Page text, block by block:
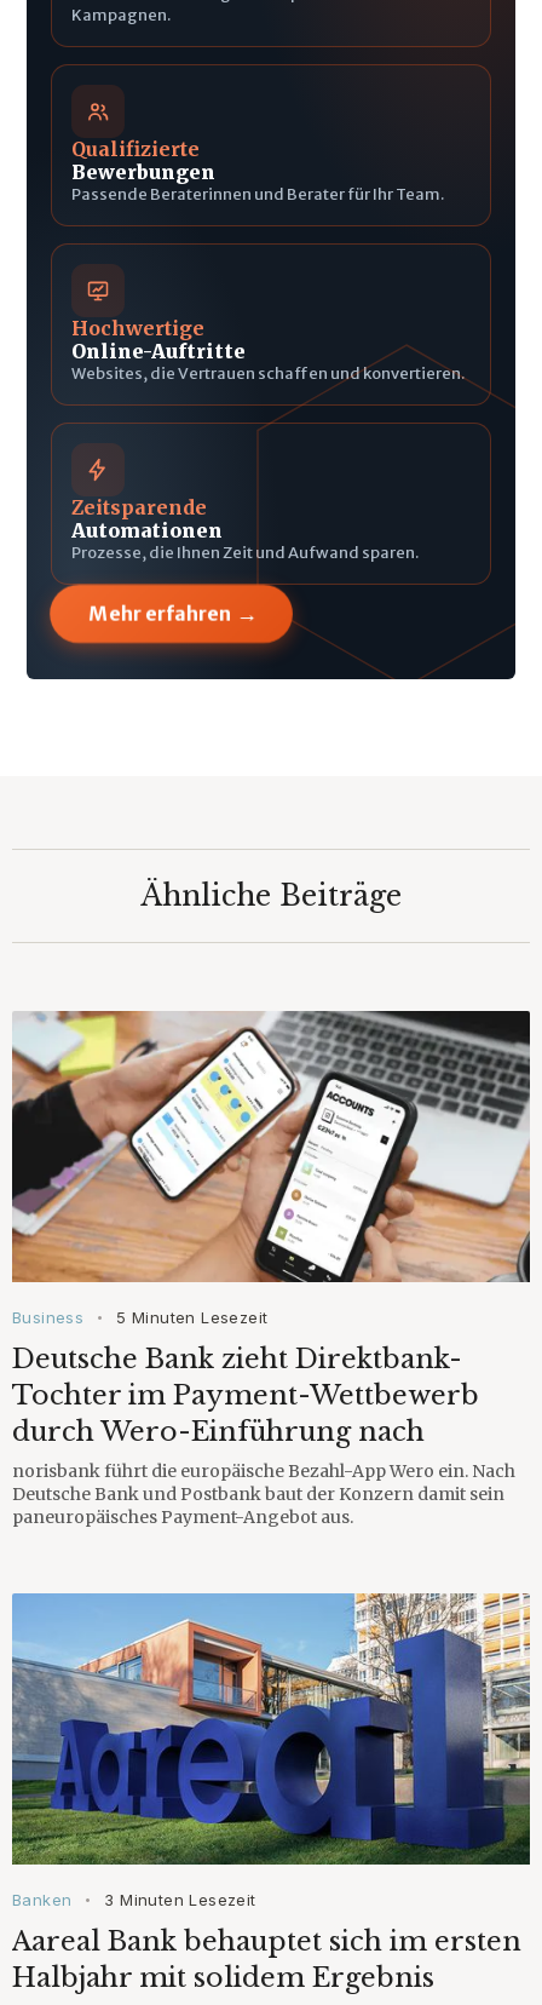
Kampagnen.
Qualifizierte
Bewerbungen
Passende Beraterinnen und Berater für Ihr Team.
Hochwertige
Online-Auftritte
Websites, die Vertrauen schaffen und konvertieren.
Zeitsparende
Automationen
Prozesse, die Ihnen Zeit und Aufwand sparen.
Mehr erfahren →
Ähnliche Beiträge
Business • 5 Minuten Lesezeit
Deutsche Bank zieht Direktbank-
Tochter im Payment-Wettbewerb
durch Wero-Einführung nach
norisbank führt die europäische Bezahl-App Wero ein. Nach
Deutsche Bank und Postbank baut der Konzern damit sein
paneuropäisches Payment-Angebot aus.
Banken • 3 Minuten Lesezeit
Aareal Bank behauptet sich im ersten
Halbjahr mit solidem Ergebnis